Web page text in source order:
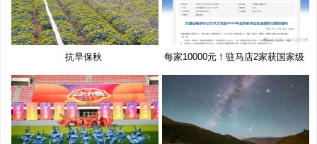
抗旱保秋
每家10000元！驻马店2家获国家级
奖